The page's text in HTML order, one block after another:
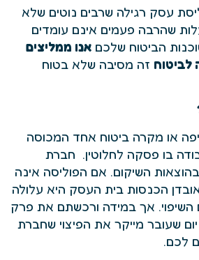
עסק רגילה שרבים נוטים שלא
שהרבה פעמים אינם עומדים
הביטוח שלכםאנו ממליצים
זה מסיבה שלא בטוח
או מקרה ביטוח אחד המכוסה
בו פסקה לחלוטין. חברת
השיקום. אם הפוליסה אינה
הכנסות בית העסק היא עלולה
אך במידה ורכשתם את פרק
שעובר מייקר את הפיצוי שחברת
לכם.